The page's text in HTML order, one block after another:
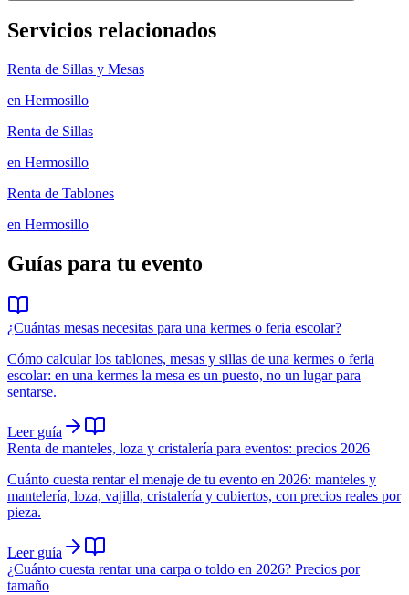
Servicios relacionados
Renta de Sillas y Mesas
en Hermosillo
Renta de Sillas
en Hermosillo
Renta de Tablones
en Hermosillo
Guías para tu evento
¿Cuántas mesas necesitas para una kermes o feria escolar?
Cómo calcular los tablones, mesas y sillas de una kermes o feria
escolar: en una kermes la mesa es un puesto, no un lugar para
sentarse.
Leer guía
Renta de manteles, loza y cristalería para eventos: precios 2026
Cuánto cuesta rentar el menaje de tu evento en 2026: manteles y
mantelería, loza, vajilla, cristalería y cubiertos, con precios reales por
pieza.
Leer guía
¿Cuánto cuesta rentar una carpa o toldo en 2026? Precios por
tamaño